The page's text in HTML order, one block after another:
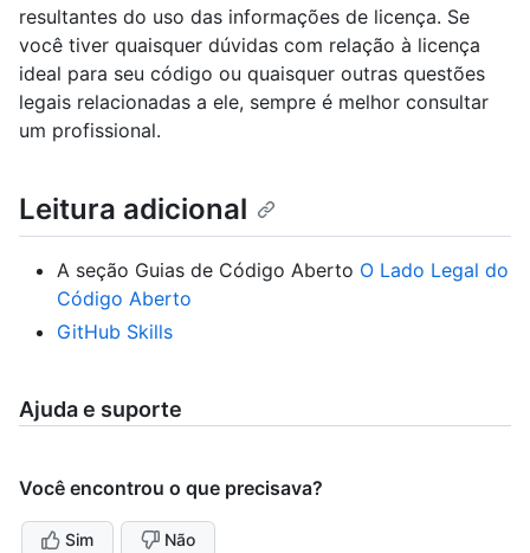
resultantes do uso das informações de licença. Se
você tiver quaisquer dúvidas com relação à licença
ideal para seu código ou quaisquer outras questões
legais relacionadas a ele, sempre é melhor consultar
um profissional.
Leitura adicional
A seção Guias de Código Aberto O Lado Legal do
Código Aberto
GitHub Skills
Ajuda e suporte
Você encontrou o que precisava?
Sim Não